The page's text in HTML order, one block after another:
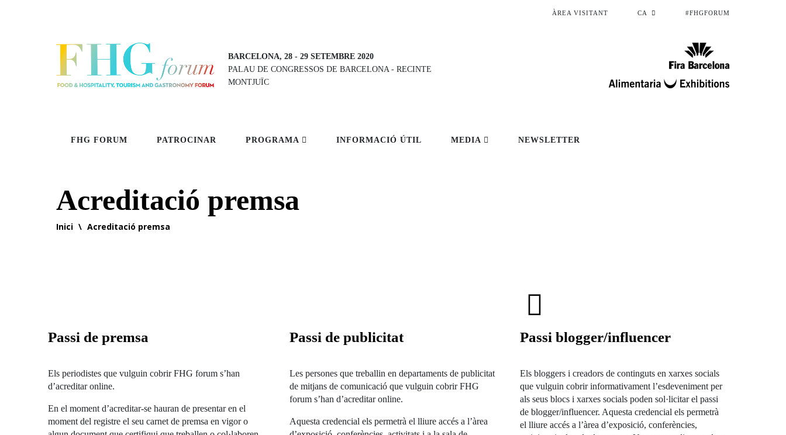
ÀREA VISITANT CA #FHGFORUM
BARCELONA, 28 - 29 SETEMBRE 2020
PALAU DE CONGRESSOS DE BARCELONA- RECINTE
MONTJUÏC
FHG FORUM PATROCINAR PROGRAMA INFORMACIÓ ÚTIL MEDIA NEWSLETTER
Acreditació premsa
Inici \ Acreditació premsa
Passi de premsa
Els periodistes que vulguin cobrir FHG forum s’han
d’acreditar online.
En el moment d’acreditar-se hauran de presentar en el
moment del registre el seu carnet de premsa en vigor o
Passi de publicitat
Les persones que treballin en departaments de publicitat
de mitjans de comunicació que vulguin cobrir FHG
forum s’han d’acreditar online.
Aquesta credencial els permetrà el lliure accés a l’àrea
Passi blogger/influencer
Els bloggers i creadors de continguts en xarxes socials
que vulguin cobrir informativament l’esdeveniment per
als seus blocs i xarxes socials poden sol·licitar el passi
de blogger/influencer. Aquesta credencial els permetrà
el lliure accés a l’àrea d’exposició, conferències,